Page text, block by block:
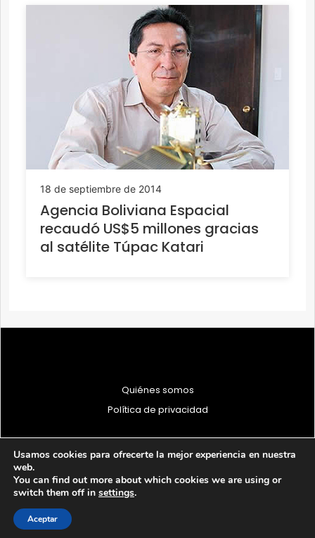
18 de septiembre de 2014
Agencia Boliviana Espacial
recaudó US$5 millones gracias
al satélite Túpac Katari
Quiénes somos
Política de privacidad
© 1997 - 2026 PRODU - Todos los derechos reservados
Usamos cookies para ofrecerte la mejor experiencia en nuestra
web.
You can find out more about which cookies we are using or
switch them off in settings.
Aceptar